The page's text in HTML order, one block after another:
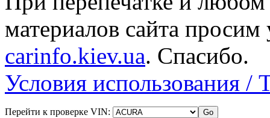
материалов сайта просим
carinfo.kiev.ua. Спасибо.
Условия использования /
Перейти к проверке VIN: